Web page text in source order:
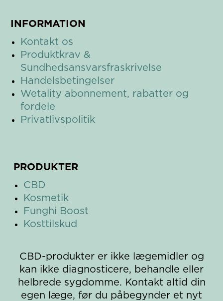
INFORMATION
Kontakt os
Produktkrav &
Sundhedsansvarsfraskrivelse
Handelsbetingelser
Wetality a bonnement, rabatter og
fordele
Privatlivspolitik
PRODUKTER
CBD
Kosmetik
Funghi Boost
Kosttilskud
CBD-produkter er ikke lægemidler og
kan ikke diagnosticere, behandle eller
helbrede sygdomme. Kontakt altid din
egen læge, før du påbegynder et nyt